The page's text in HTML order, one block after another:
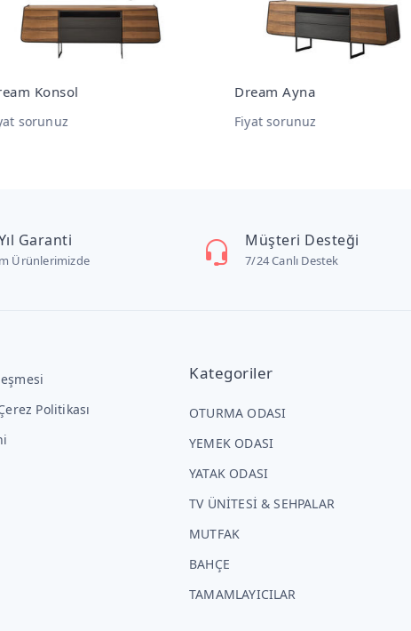
Konsol Dream Ayna
Fiyat sorunuz
Garanti
Ürünlerimizde
Müşteri Desteği
7/24 Canlı Destek
Politikası
Kategoriler
OTURMA ODASI
YEMEK ODASI
YATAK ODASI
TV ÜNİTESİ & SEHPALAR
MUTFAK
BAHÇE
TAMAMLAYICILAR